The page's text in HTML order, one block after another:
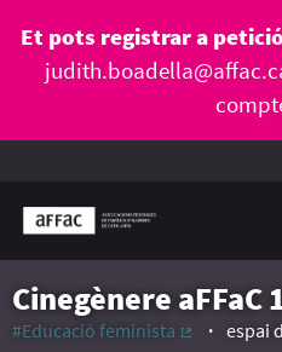
Et pots registrar a petició
Cinegènere aFFaC
#Educació feminista
espai